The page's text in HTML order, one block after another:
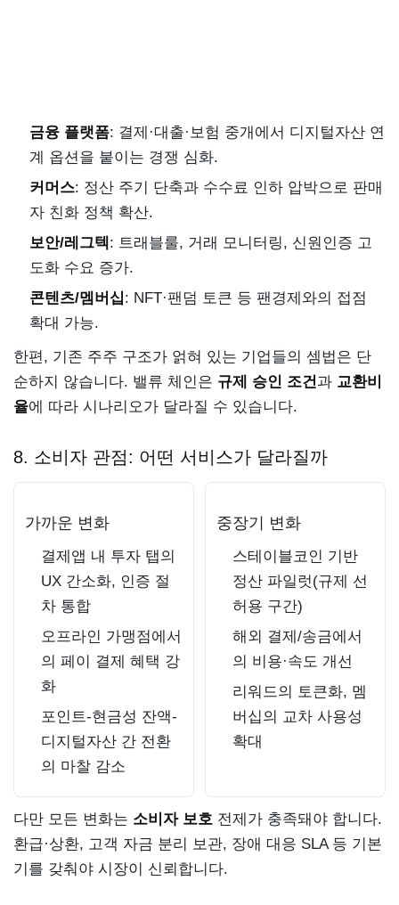
금융 플랫폼: 결제·대출·보험 중개에서 디지털자산 연
계 옵션을 붙이는 경쟁 심화.
커머스: 정산 주기 단축과 수수료 인하 압박으로 판매
자 친화 정책 확산.
보안/레그텍 : 트래블룰, 거래 모니터링, 신원인증 고
도화 수요 증가.
콘텐츠/멤버십: NFT·팬덤 토큰 등 팬경제와의 접점
확대 가능.
한편, 기존 주주 구조가 얽혀 있는 기업들의 셈법은 단
순하지 않습니다. 밸류 체인은 규제 승인 조건과 교환비
율에 따라 시나리오가 달라질 수 있습니다.
8. 소비자 관점: 어떤 서비스가 달라질까
가까운 변화
결제앱 내 투자 탭의
UX 간소화, 인증 절
차 통합
오프라인 가맹점에서
의 페이 결제 혜택 강
화
포인트-현금성 잔액-
디지털자산 간 전환
의 마찰 감소
중장기 변화
스테이블코인 기반
정산 파일럿(규제 선
허용 구간)
해외 결제/송금에서
의 비용·속도 개선
리워드의 토큰화, 멤
버십의 교차 사용성
확대
다만 모든 변화는 소비자 보호 전제가 충족돼야 합니다.
환급·상환, 고객 자금 분리 보관, 장애 대응 SLA 등 기본
기를 갖춰야 시장이 신뢰합니다.